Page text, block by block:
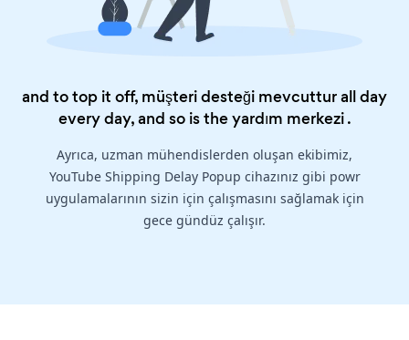
and to top it off, müşteri desteği mevcuttur all day
every day, and so is theyardım merkezi.
Ayrıca, uzman mühendislerden oluşan ekibimiz,
YouTube Shipping Delay Popup cihazınız gibi powr
uygulamalarının sizin için çalışmasını sağlamak için
gece gündüz çalışır.